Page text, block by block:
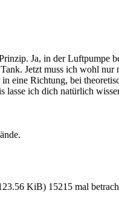
Ja, in der Luftpumpe
Jetzt muss ich wohl
eine Richtung, bei
lasse ich dich natürlich
KiB) 15215 mal